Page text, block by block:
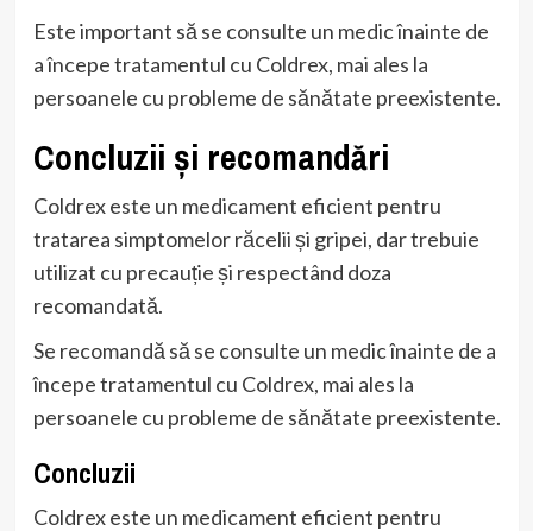
Este important să se consulte un medic înainte de
a începe tratamentul cu Coldrex, mai ales la
persoanele cu probleme de sănătate preexistente.
Concluzii și recomandări
Coldrex este un medicament eficient pentru
tratarea simptomelor răcelii și gripei, dar trebuie
utilizat cu precauție și respectând doza
recomandată.
Se recomandă să se consulte un medic înainte de a
începe tratamentul cu Coldrex, mai ales la
persoanele cu probleme de sănătate preexistente.
Concluzii
Coldrex este un medicament eficient pentru